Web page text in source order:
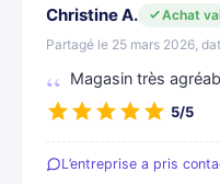
Christine A.
Achat
Partagé le 25 mars 2026,
Magasin très
5/5
L’entreprise a pris